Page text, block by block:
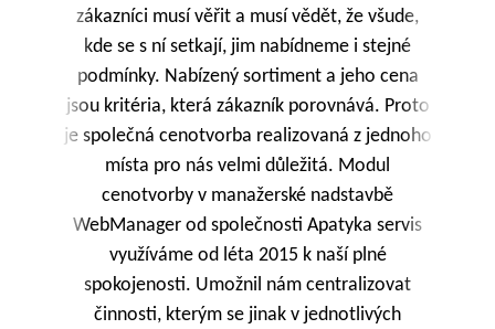
zákazníci musí věřit a musí vědět, že všude,
kde se s ní setkají, jim nabídneme i stejné
podmínky. Nabízený sortiment a jeho cena
jsou kritéria, která zákazník porovnává. Proto
je společná cenotvorba realizovaná z jednoho
místa pro nás velmi důležitá. Modul
cenotvorby v manažerské nadstavbě
WebManager od společnosti Apatyka servis
využíváme od léta 2015 k naší plné
spokojenosti. Umožnil nám centralizovat
činnosti, kterým se jinak v jednotlivých